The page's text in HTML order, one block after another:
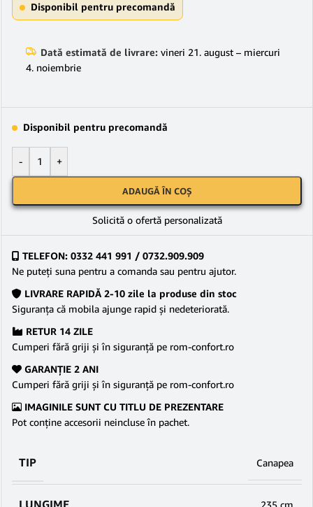
Disponibil pentru precomandă
Dată estimată de livrare: vineri 21. august – miercuri
4. noiembrie
Disponibil pentru precomandă
- +
ADAUGĂ ÎN COȘ
Solicită o ofertă personalizată
TELEFON: 0332 441 991 / 0732.909.909
Ne puteţi suna pentru a comanda sau pentru ajutor.
LIVRARE RAPIDĂ 2-10 zile la produse din stoc
Siguranţa că mobila ajunge rapid şi nedeteriorată.
RETUR 14 ZILE
Cumperi fără griji şi în siguranţă pe rom-confort.ro
GARANŢIE 2 ANI
Cumperi fără griji şi în siguranţă pe rom-confort.ro
IMAGINILE SUNT CU TITLU DE PREZENTARE
Pot conține accesorii neincluse în pachet.
TIP Canapea
LUNGIME 235 cm